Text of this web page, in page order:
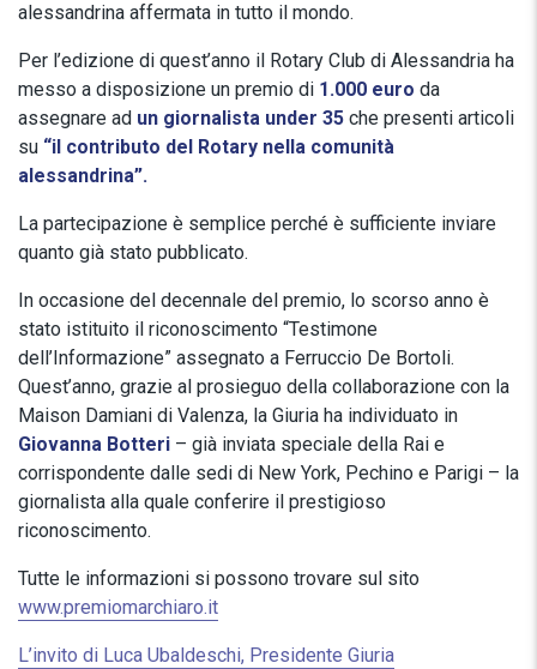
alessandrina affermata in tutto il mondo.
Per l’edizione di quest’anno il Rotary Club di Alessandria ha
messo a disposizione un premio di 1.000 euro da
assegnare ad un giornalista under 35 che presenti articoli
su “il contributo del Rotary nella comunità
alessandrina”.
La partecipazione è semplice perché è sufficiente inviare
quanto già stato pubblicato.
In occasione del decennale del premio, lo scorso anno è
stato istituito il riconoscimento “Testimone
dell’Informazione” assegnato a Ferruccio De Bortoli.
Quest’anno, grazie al prosieguo della collaborazione con la
Maison Damiani di Valenza, la Giuria ha individuato in
Giovanna Botteri – già inviata speciale della Rai e
corrispondente dalle sedi di New York, Pechino e Parigi – la
giornalista alla quale conferire il prestigioso
riconoscimento.
Tutte le informazioni si possono trovare sul sito
www.premiomarchiaro.it
L’invito di Luca Ubaldeschi, Presidente Giuria